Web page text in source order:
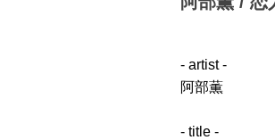
- artist -
阿部薫
- title -